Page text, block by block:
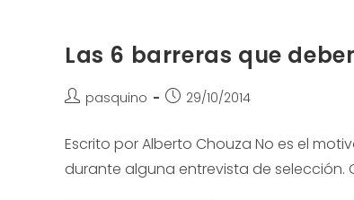
Las 6 barreras que
pasquino 29/10/2014
Escrito por Alberto Chouza No es el
durante alguna entrevista de selección.